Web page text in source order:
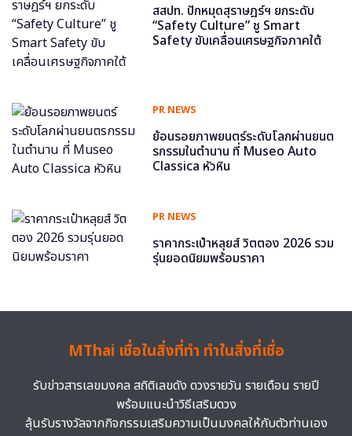
สสปท. ปักหมุดสุราษฎร์ฯ ยกระดับ
“Safety Culture” ชู Smart
Safety ขับเคลื่อนเศรษฐกิจภาคใต้
PR NEWS
ย้อนรอยภาพยนตร์ระดับโลกผ่านยนต
รกรรมในตำนาน ที่ Museo Auto
Classica หัวหิน
PR NEWS
ราคากระเป๋าหลุยส์ วิตตอง 2026 รวม
รุ่นยอดนิยมพร้อมราคา
MThai เชื่อในสิ่งที่ทำ ทำในสิ่งที่เชื่อ
รับข่าวสารเลขมงคล สถิติเลขดัง ดวงรายวัน รายเดือน รายปี
พร้อมแนะนำวิธีเสริมดวง
ลุ้นรับรางวัลจากกิจกรรมเสริมความเป็นมงคลให้กับตัวท่านเอง